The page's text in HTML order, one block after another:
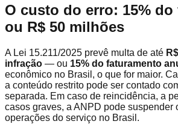
O custo do erro: 15%
ou R$ 50 milhões
A Lei 15.211/2025 prevê multa de até
infração — ou 15% do faturamento
econômico no Brasil, o que for maior.
a conteúdo restrito pode ser contado
separada. Em caso de reincidência, a
casos graves, a ANPD pode suspender
operações do serviço no Brasil.